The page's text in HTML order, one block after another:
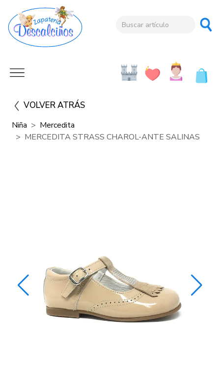
VOLVER ATRÁS
Niña
Mercedita
MERCEDITA STRASS CHAROL-ANTE SALINAS